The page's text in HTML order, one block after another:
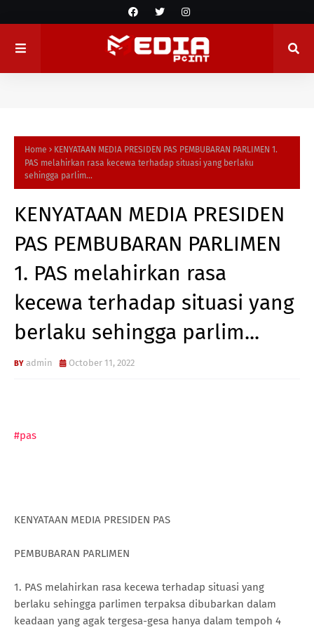
Home
KENYATAAN MEDIA PRESIDEN PAS PEMBUBARAN PARLIMEN 1.
PAS melahirkan rasa kecewa terhadap situasi yang berlaku
sehingga parlim...
KENYATAAN MEDIA PRESIDEN
PAS PEMBUBARAN PARLIMEN
1. PAS melahirkan rasa
kecewa terhadap situasi yang
berlaku sehingga parlim...
admin October 11, 2022
#pas
KENYATAAN MEDIA PRESIDEN PAS
PEMBUBARAN PARLIMEN
1. PAS melahirkan rasa kecewa terhadap situasi yang
berlaku sehingga parlimen terpaksa dibubarkan dalam
keadaan yang agak tergesa-gesa hanya dalam tempoh 4